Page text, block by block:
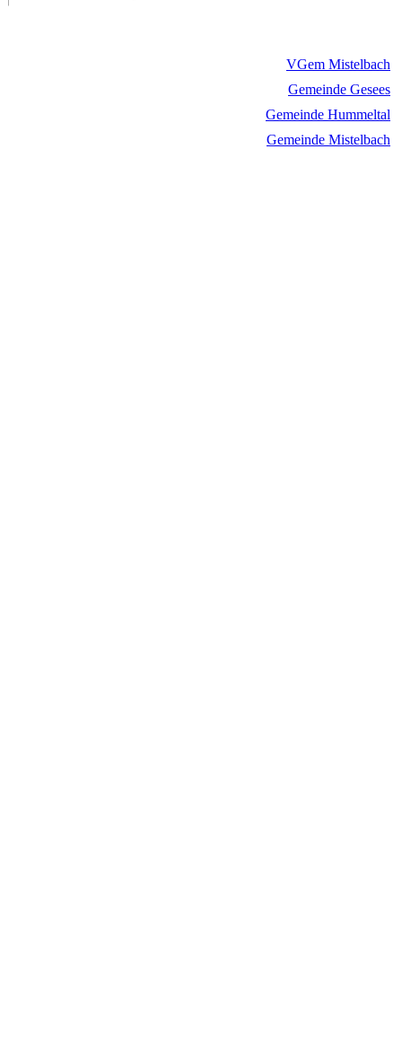
VGem Mistelbach
Gemeinde Gesees
Gemeinde Hummeltal
Gemeinde Mistelbach